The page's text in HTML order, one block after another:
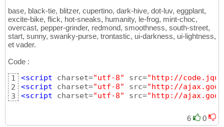
base, black-tie, blitzer, cupertino, dark-hive, dot-luv, eggplant,
excite-bike, flick, hot-sneaks, humanity, le-frog, mint-choc,
overcast, pepper-grinder, redmond, smoothness, south-street,
start, sunny, swanky-purse, trontastic, ui-darkness, ui-lightness,
et vader.
Code :
1
2
3
<script charset="utf-8" src="http://
<script charset="utf-8" src="http://
<script charset="utf-8" src="http://
6 0